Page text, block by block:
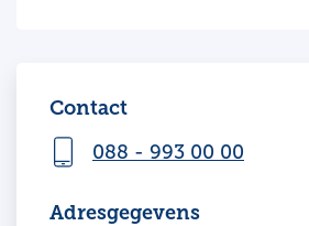
Contact
088 - 993 00 00
Adresgegevens